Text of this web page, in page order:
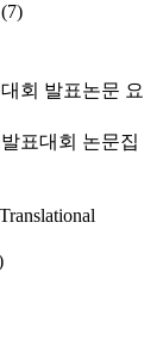
(7)
회 발표논문 요
표대회 논문집